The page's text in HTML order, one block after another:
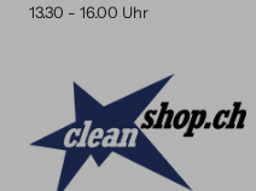
13.30 - 16.00 Uhr